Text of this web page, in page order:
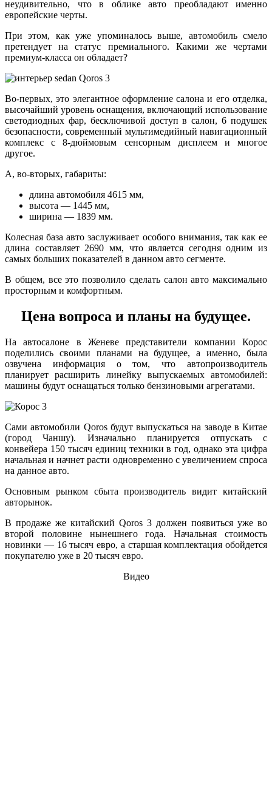
неудивительно, что в облике авто преобладают именно
европейские черты.
При этом, как уже упоминалось выше, автомобиль смело
претендует на статус премиального. Какими же чертами
премиум-класса он обладает?
Во-первых, это элегантное оформление салона и его отделка,
высочайший уровень оснащения, включающий использование
светодиодных фар, бесключивой доступ в салон, 6 подушек
безопасности, современный мультимедийный навигационный
комплекс с 8-дюймовым сенсорным дисплеем и многое
другое.
А, во-вторых, габариты:
длина автомобиля 4615 мм,
высота — 1445 мм,
ширина — 1839 мм.
Колесная база авто заслуживает особого внимания, так как ее
длина составляет 2690 мм, что является сегодня одним из
самых больших показателей в данном авто сегменте.
В общем, все это позволило сделать салон авто максимально
просторным и комфортным.
Цена вопроса и планы на будущее.
На автосалоне в Женеве представители компании Корос
поделились своими планами на будущее, а именно, была
озвучена информация о том, что автопроизводитель
планирует расширить линейку выпускаемых автомобилей:
машины будут оснащаться только бензиновыми агрегатами.
Сами автомобили Qoros будут выпускаться на заводе в Китае
(город Чаншу). Изначально планируется отпускать с
конвейера 150 тысяч единиц техники в год, однако эта цифра
начальная и начнет расти одновременно с увеличением спроса
на данное авто.
Основным рынком сбыта производитель видит китайский
авторынок.
В продаже же китайский Qoros 3 должен появиться уже во
второй половине нынешнего года. Начальная стоимость
новинки — 16 тысяч евро, а старшая комплектация обойдется
покупателю уже в 20 тысяч евро.
Видео